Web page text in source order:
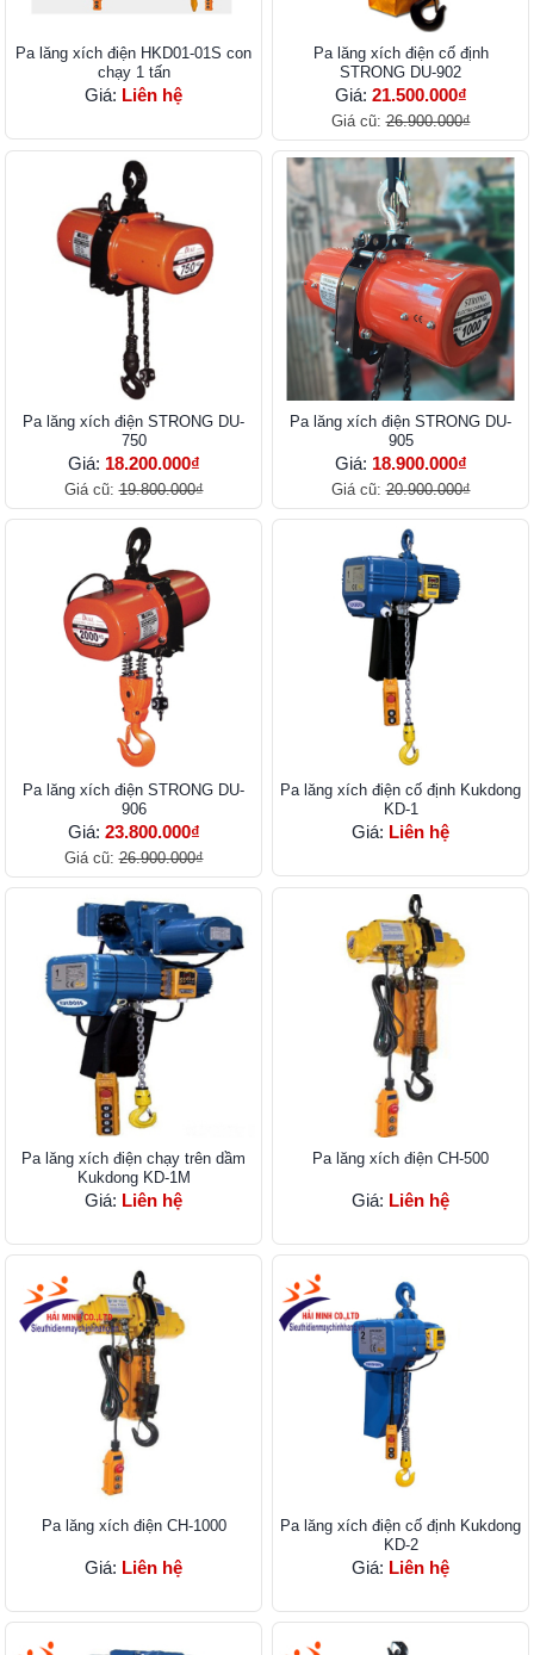
Pa lăng xích điện HKD01-01S con
chạy 1 tấn
Giá: Liên hệ
Pa lăng xích điện cố định
STRONG DU-902
Giá: 21.500.000₫
Giá cũ:26.900.000₫
Pa lăng xích điện STRONG DU-
750
Giá: 18.200.000₫
Giá cũ:19.800.000₫
Pa lăng xích điện STRONG DU-
905
Giá: 18.900.000₫
Giá cũ:20.900.000₫
Pa lăng xích điện STRONG DU-
906
Giá: 23.800.000₫
Giá cũ:26.900.000₫
Pa lăng xích điện cố định Kukdong
KD-1
Giá: Liên hệ
Pa lăng xích điện chạy trên dầm
Kukdong KD-1M
Giá: Liên hệ
Pa lăng xích điện CH-500
Giá: Liên hệ
Pa lăng xích điện CH-1000
Giá: Liên hệ
Pa lăng xích điện cố định Kukdong
KD-2
Giá: Liên hệ